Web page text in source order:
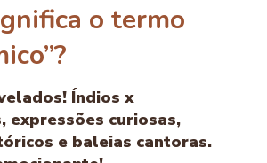
o termo
Índios x
expressões curiosas,
e baleias cantoras.